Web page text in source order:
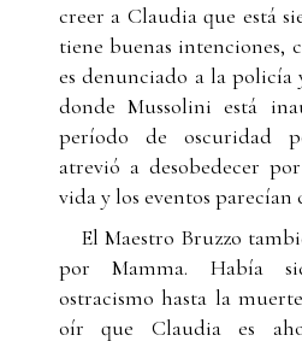
creer a Claudia que está
tiene buenas intenciones,
es denunciado a la
donde Mussolini está
período de oscuridad
atrevió a desobedecer
vida y los eventos parecían
El Maestro Bruzzo
por Mamma. Había
ostracismo hasta la
oír que Claudia es